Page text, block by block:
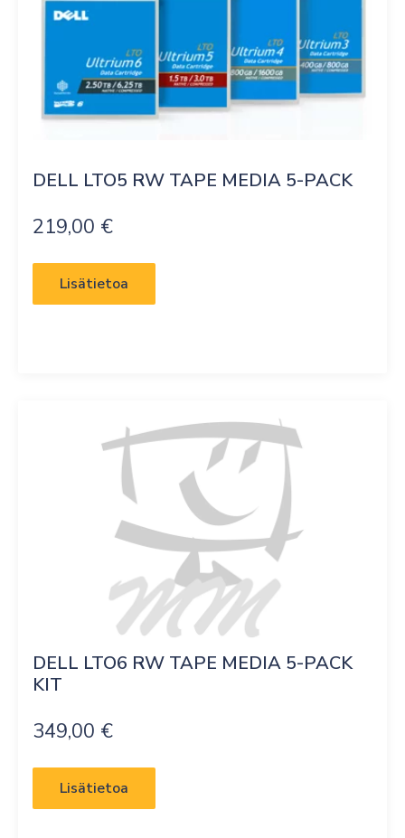
DELL LTO5 RW TAPE MEDIA 5-PACK
219,00 €
Lisätietoa
DELL LTO6 RW TAPE MEDIA 5-PACK
KIT
349,00 €
Lisätietoa